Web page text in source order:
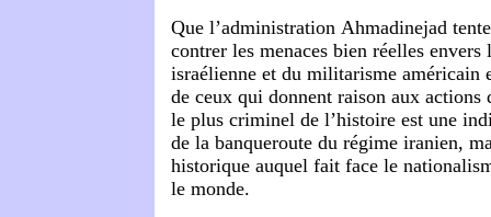
Que l’administration Ahmadinejad
contrer les menaces bien réelles envers
israélienne et du militarisme
de ceux qui donnent raison aux
le plus criminel de l’histoire est une
de la banqueroute du régime iranien,
historique auquel fait face le
le monde.